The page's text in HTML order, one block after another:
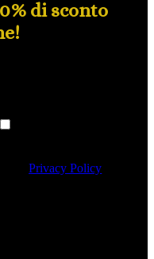
di sconto
allaPrivacy Policy